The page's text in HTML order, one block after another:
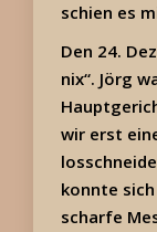
schien es
Den 24.
nix“. Jörg
wir erst
konnte
scharfe